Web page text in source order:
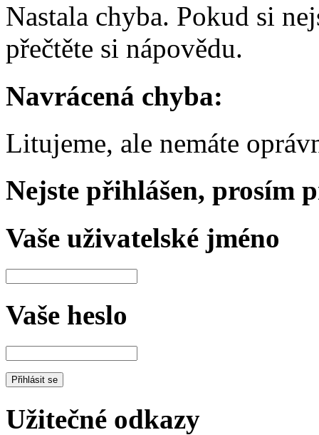
Nastala chyba. Pokud si
přečtěte si nápovědu.
Navrácená chyba:
Litujeme, ale nemáte
Nejste přihlášen, prosím
Vaše uživatelské jméno
Vaše heslo
Užitečné odkazy